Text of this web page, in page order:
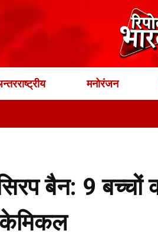
मनोरंजन
बैन: 9 बच्चों
केमिकल